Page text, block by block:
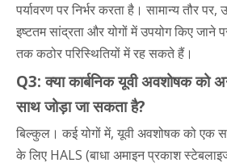
पर्यावरण पर निर्भर करता है। सामान्य तौर
इष्टतम सांद्रता और योगों में उपयोग किए
तक कठोर परिस्थितियों में रह सकते हैं।
Q3: क्या कार्बनिक यूवी अवशोषक को
साथ जोड़ा जा सकता है?
बिल्कुल। कई योगों में, यूवी अवशोषक को एक
के लिए HALS (बाधा अमाइन प्रकाश